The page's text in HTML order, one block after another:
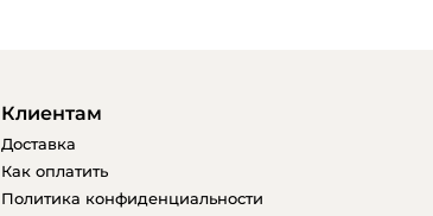
Клиентам
Доставка
Как оплатить
Политика конфиденциальности